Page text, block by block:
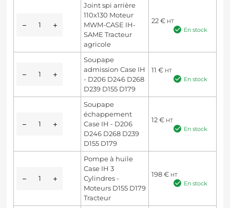
Joint spi arrière
110x130 Moteur
MWM-CASE IH-
SAME Tracteur
agricole
22€ HT
En stock
Soupape
admission Case IH
- D206 D246 D268
D239 D155 D179
11 € HT
En stock
Soupape
échappement
Case IH - D206
D246 D268 D239
D155 D179
12€ HT
En stock
Pompe à huile
Case IH 3
Cylindres -
Moteurs D155 D179
Tracteur
198€ HT
En stock